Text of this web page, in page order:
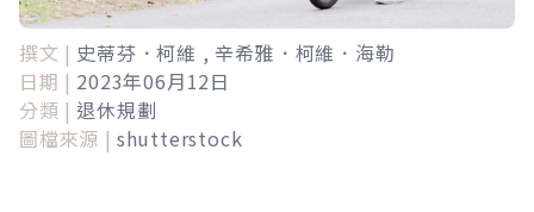
撰文 | 史蒂芬．柯維 , 辛希雅．柯維．海勒
日期 | 2023年06月12日
分類 | 退休規劃
圖檔來源 | shutterstock